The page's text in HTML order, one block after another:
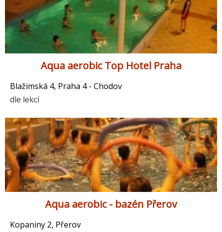
Aqua aerobic Top Hotel Praha
Blažimská 4, Praha 4 - Chodov
dle lekcí
Aqua aerobic - bazén Přerov
Kopaniny 2, Přerov